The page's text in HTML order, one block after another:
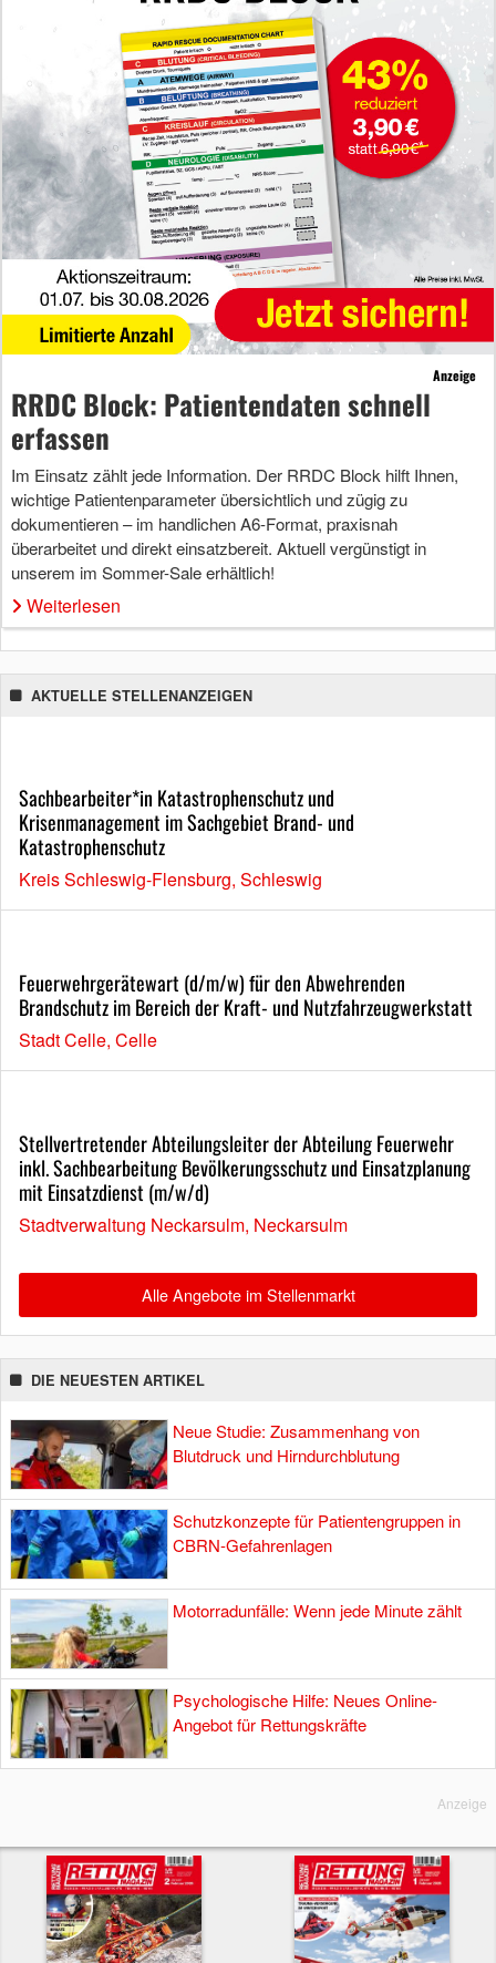
Anzeige
RRDC Block: Patientendaten schnell
erfassen
Im Einsatz zählt jede Information. Der RRDC Block hilft Ihnen,
wichtige Patientenparameter übersichtlich und zügig zu
dokumentieren – im handlichen A6-Format, praxisnah
überarbeitet und direkt einsatzbereit. Aktuell vergünstigt in
unserem im Sommer-Sale erhältlich!
Weiterlesen
AKTUELLE STELLENANZEIGEN
Sachbearbeiter*in Katastrophenschutz und
Krisenmanagement im Sachgebiet Brand- und
Katastrophenschutz
Kreis Schleswig-Flensburg, Schleswig
Feuerwehrgerätewart (d/m/w) für den Abwehrenden
Brandschutz im Bereich der Kraft- und Nutzfahrzeugwerkstatt
Stadt Celle, Celle
Stellvertretender Abteilungsleiter der Abteilung Feuerwehr
inkl. Sachbearbeitung Bevölkerungsschutz und Einsatzplanung
mit Einsatzdienst (m/w/d)
Stadtverwaltung Neckarsulm, Neckarsulm
Alle Angebote im Stellenmarkt
DIE NEUESTEN ARTIKEL
Neue Studie: Zusammenhang von
Blutdruck und Hirndurchblutung
Schutzkonzepte für Patientengruppen in
CBRN-Gefahrenlagen
Motorradunfälle: Wenn jede Minute zählt
Psychologische Hilfe: Neues Online-
Angebot für Rettungskräfte
Anzeige